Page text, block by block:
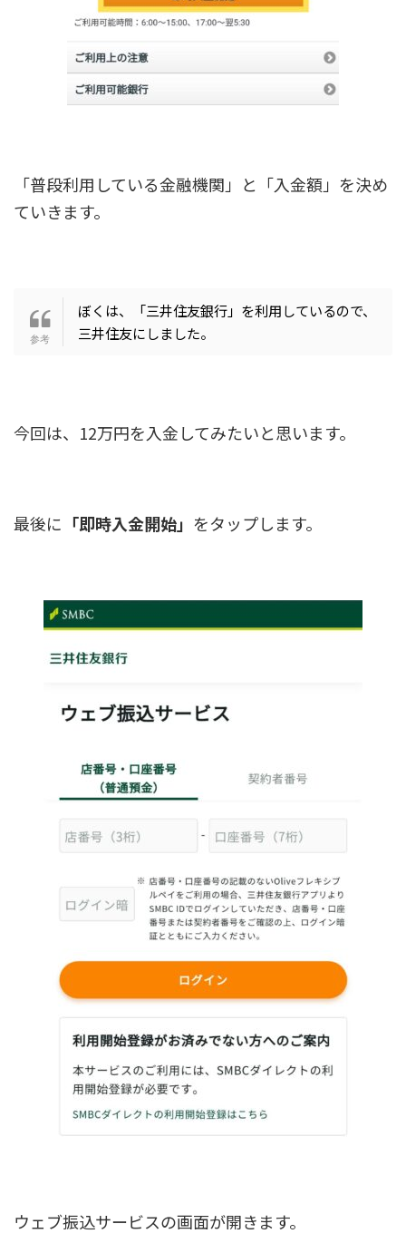
「普段利用している金融機関」と「入金額」を決め
ていきます。
ぼくは、「三井住友銀行」を利用しているので、
三井住友にしました。
今回は、12万円を入金してみたいと思います。
最後に 「即時入金開始」 をタップします。
ウェブ振込サービスの画面が開きます。